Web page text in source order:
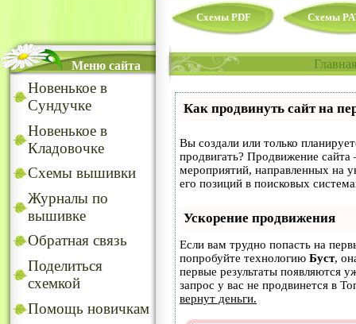
Схемы PDF Схемы
Меню сайта
Новенькое в
Сундучке
Новенькое в
Кладовочке
Схемы вышивки
Журналы по
вышивке
Обратная связь
Поделиться
схемкой
Помощь новичкам
Главная
Как продвинуть сайт на
Вы создали или только
продвигать? Продвижение сайта
мероприятий, направленных на
его позиций в поисковых
Ускорение продвижения
Если вам трудно попасть на
попробуйте технологию Буст,
первые результаты появляются
запрос у вас не продвинется в
вернут деньги.